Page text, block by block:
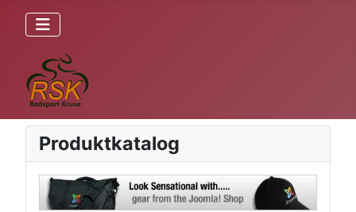
Produktkatalog